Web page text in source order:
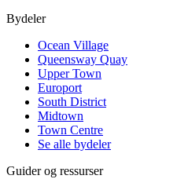
Bydeler
Ocean Village
Queensway Quay
Upper Town
Europort
South District
Midtown
Town Centre
Se alle bydeler
Guider og ressurser